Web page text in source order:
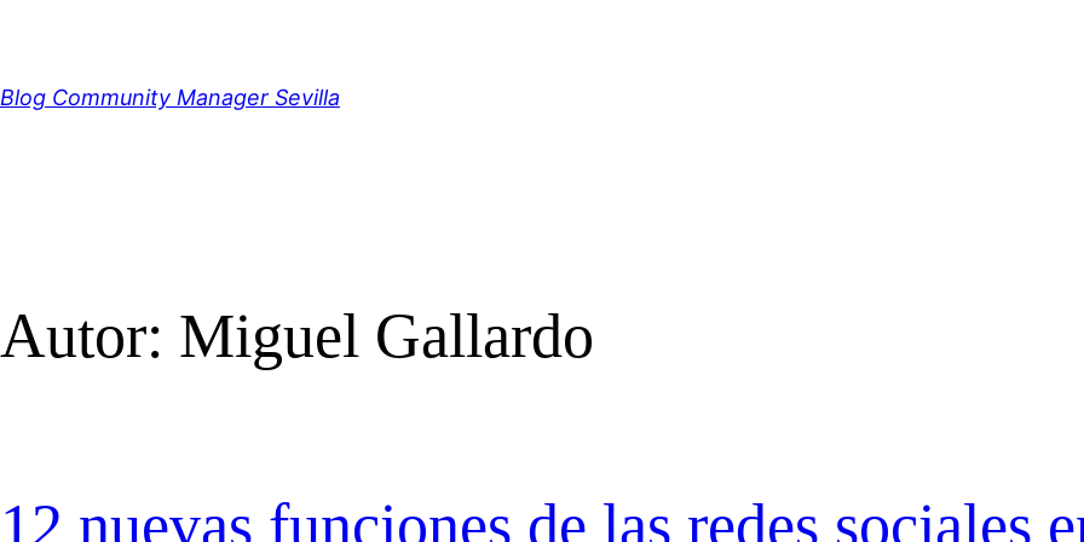
contenido
Blog Community Manager Sevilla
Autor: Miguel Gallardo
12 nuevas funciones de las redes sociales